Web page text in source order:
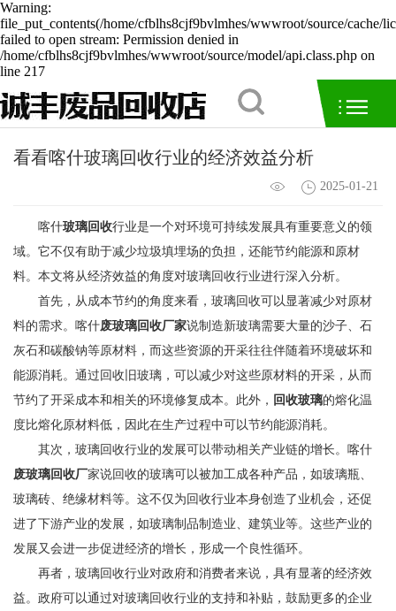
Warning:
file_put_contents(/home/cfblhs8cjf9bvlmhes/wwwroot/source/cache/
failed to open stream: Permission denied in
/home/cfblhs8cjf9bvlmhes/wwwroot/source/model/api.class.php on
line 217
看看喀什玻璃回收行业的经济效益分析
2025-01-21
喀什玻璃回收行业是一个对环境可持续发展具有重要意义的领
域。它不仅有助于减少垃圾填埋场的负担，还能节约能源和原材
料。本文将从经济效益的角度对玻璃回收行业进行深入分析。
首先，从成本节约的角度来看，玻璃回收可以显著减少对原材
料的需求。喀什废玻璃回收厂家说制造新玻璃需要大量的沙子、石
灰石和碳酸钠等原材料，而这些资源的开采往往伴随着环境破坏和
能源消耗。通过回收旧玻璃，可以减少对这些原材料的开采，从而
节约了开采成本和相关的环境修复成本。此外， 回收玻璃的熔化温
度比熔化原材料低，因此在生产过程中可以节约能源消耗。
其次，玻璃回收行业的发展可以带动相关产业链的增长。喀什
废玻璃回收厂家说回收的玻璃可以被加工成各种产品，如玻璃瓶、
玻璃砖、绝缘材料等。这不仅为回收行业本身创造了业机会，还促
进了下游产业的发展，如玻璃制品制造业、建筑业等。这些产业的
发展又会进一步促进经济的增长，形成一个良性循环。
再者，玻璃回收行业对政府和消费者来说，具有显著的经济效
益。政府可以通过对玻璃回收行业的支持和补贴，鼓励更多的企业